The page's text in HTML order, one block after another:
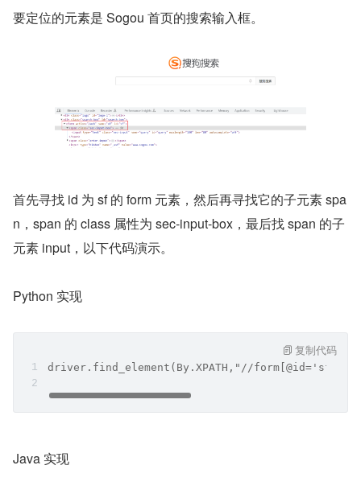
要定位的元素是 Sogou 首页的搜索输入框。
首先寻找 id 为 sf 的 form 元素，然后再寻找它的子元素 spa
n，span 的 class 属性为 sec-input-box，最后找 span 的子
元素 input，以下代码演示。
Python 实现
driver.find_element(By.XPATH,"//form[@id='sf']/
复制代码
Java 实现